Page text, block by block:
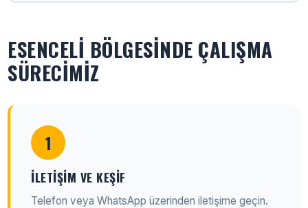
ESENCELI BÖLGESINDE ÇALIŞMA
SÜRECIMIZ
1
İLETIŞIM VE KEŞIF
Telefon veya WhatsApp üzerinden iletişime geçin.